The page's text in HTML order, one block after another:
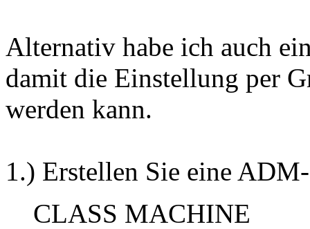
Alternativ habe ich auch
damit die Einstellung per
werden kann.
1.) Erstellen Sie eine
CLASS MACHINE